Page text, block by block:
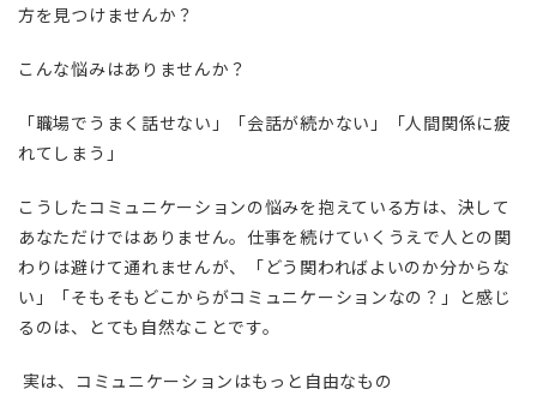
方を見つけませんか？
こんな悩みはありませんか？
「職場でうまく話せない」「会話が続かない」「人間関係に疲
れてしまう」
こうしたコミュニケーションの悩みを抱えている方は、決して
あなただけではありません。仕事を続けていくうえで人との関
わりは避けて通れませんが、「どう関わればよいのか分からな
い」「そもそもどこからがコミュニケーションなの？」と感じ
るのは、とても自然なことです。
実は、コミュニケーションはもっと自由なもの